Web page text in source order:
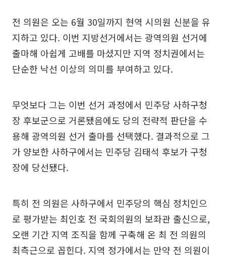
전 의원은 오는 6월 30일까지 현역 시의원 신분을 유
지하고 있다. 이번 지방선거에서는 광역의원 선거에
출마해 아쉽게 고배를 마셨지만 지역 정치권에서는
단순한 낙선 이상의 의미를 부여하고 있다.
무엇보다 그는 이번 선거 과정에서 민주당 사하구청
장 후보군으로 거론됐음에도 당의 전략적 판단을 수
용해 광역의원 선거 출마를 선택했다. 결과적으로 그
가 양보한 사하구에서는 민주당 김태석 후보가 구청
장에 당선됐다.
특히 전 의원은 사하구에서 민주당의 핵심 정치인으
로 평가받는 최인호 전 국회의원의 보좌관 출신으로,
오랜 기간 지역 조직을 함께 구축해 온 최 전 의원의
최측근으로 꼽힌다. 지역 정가에서는 만약 전 의원이